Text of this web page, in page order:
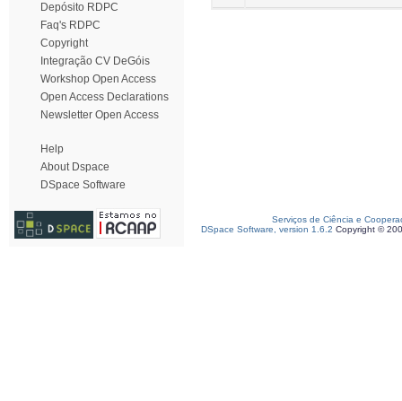
Depósito RDPC
Faq's RDPC
Copyright
Integração CV DeGóis
Workshop Open Access
Open Access Declarations
Newsletter Open Access
Help
About Dspace
DSpace Software
Serviços de Ciência e
DSpace Software, version 1.6.2 Copyright ©